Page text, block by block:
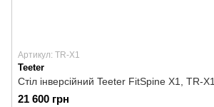
Артикул: TR-X1
Teeter
Стіл інверсійний Teeter FitSpine X1, TR-X1
21 600 грн